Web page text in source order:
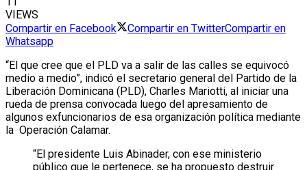
VIEWS
Compartir en Facebook
Compartir en TwitterCompartir en
Whatsapp
“El que cree que el PLD va a salir de las calles se equivocó
medio a medio”, indicó el secretario general del Partido de la
Liberación Dominicana (PLD), Charles Mariotti, al iniciar una
rueda de prensa convocada luego del apresamiento de
algunos exfuncionarios de esa organización política mediante
la Operación Calamar.
“El presidente Luis Abinader, con ese ministerio
público que le pertenece, se ha propuesto destruir